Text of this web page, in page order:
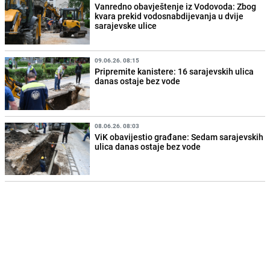
Vanredno obavještenje iz Vodovoda: Zbog
kvara prekid vodosnabdijevanja u dvije
sarajevske ulice
09.06.26. 08:15
Pripremite kanistere: 16 sarajevskih ulica
danas ostaje bez vode
08.06.26. 08:03
ViK obavijestio građane: Sedam sarajevskih
ulica danas ostaje bez vode